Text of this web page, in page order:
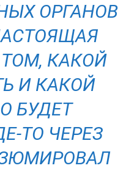
ОРГАНОВ
КАКОЙ
И КАКОЙ
БУДЕТ
ТО ЧЕРЕЗ